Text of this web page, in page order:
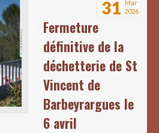
31 Mar
2026
Fermeture
définitive de la
déchetterie de St
Vincent de
Barbeyrargues le
6 avril